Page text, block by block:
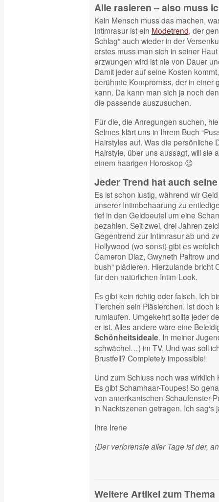
Alle rasieren – also muss
Kein Mensch muss das machen,
Intimrasur ist ein Modetrend, der
Schlag“ auch wieder in der
erstes muss man sich in seiner
erzwungen wird ist nie von Dauer
Damit jeder auf seine Kosten
berühmte Kompromiss, der in einer
kann. Da kann man sich ja noch
die passende auszusuchen.
Für die, die Anregungen suchen,
Selmes klärt uns in Ihrem Buch
Hairstyles auf. Was die persönliche
Hairstyle, über uns aussagt, will sie
einem haarigen Horoskop 😉
Jeder Trend hat auch
Es ist schon lustig, während wir
unserer Intimbehaarung zu
tief in den Geldbeutel um eine
bezahlen. Seit zwei, drei Jahren
Gegentrend zur Intimrasur ab und
Hollywood (wo sonst) gibt es
Cameron Diaz, Gwyneth Paltrow
bush“ plädieren. Hierzulande bricht
für den natürlichen Intim-Look.
Es gibt kein richtig oder falsch. Ich
Tierchen sein Pläsierchen. Ist doch
rumlaufen. Umgekehrt sollte jeder
er ist. Alles andere wäre eine
Schönheitsideale. In meiner
schwächel…) im TV. Und was soll
Brustfell? Completely impossible!
Und zum Schluss noch was wirklich
Es gibt Schamhaar-Toupes! So
von amerikanischen Schaufenster-
in Nacktszenen getragen. Ich sag‘s
Ihre Irene
(Der verlorenste aller Tage ist der,
Weitere Artikel zum Thema